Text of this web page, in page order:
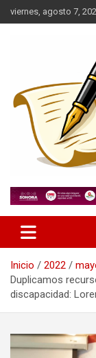
Saltar
al
viernes, agosto 7,
Mi Carta
Inicio 2022
Duplicamos
discapacidad: